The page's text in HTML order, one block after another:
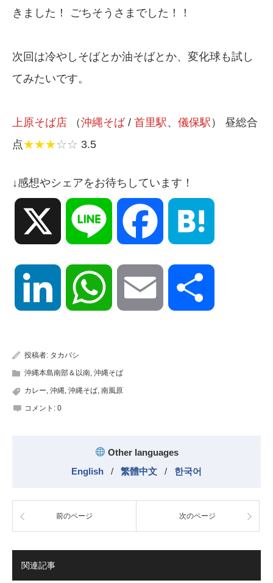
きました！ ごちそうさまでした！！
次回は冷やしそばとか油そばとか、変化球も試し
てみたいです。
上原そば店 （沖縄そば/ 首里駅 、 儀保駅 ） 昼総合
点★★★☆☆ 3.5
↓感想やシェアをお待ちしています！
Line Facebook
LinkedIn WhatsApp Email
投稿者: タカバシ
沖縄本島南部＆以南 沖縄そば
カレー 沖縄 沖縄そば 南風原
コメント: 0
Other languages
English
/ 繁體中文 / 한국어
前のページ 次のページ
関連記事